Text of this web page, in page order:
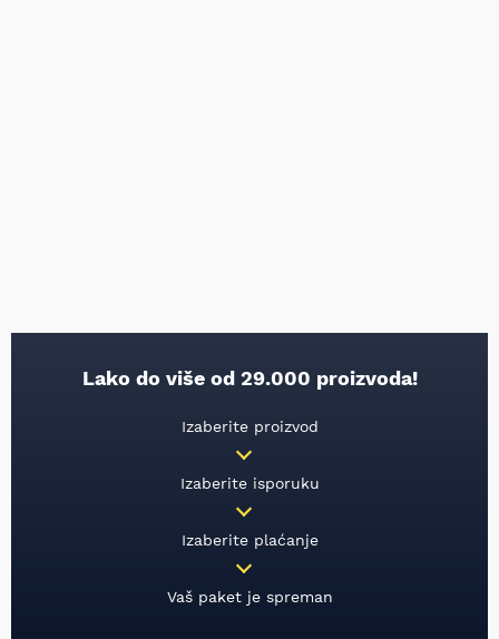
Lako do više od 29.000 proizvoda!
Izaberite proizvod
Izaberite isporuku
Izaberite plaćanje
Vaš paket je spreman